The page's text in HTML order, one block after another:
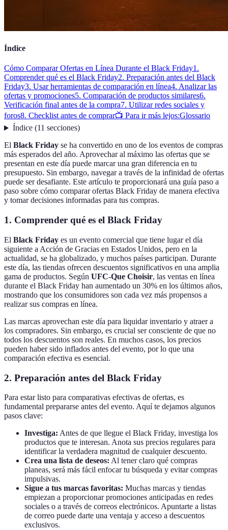
Índice
Cómo Comparar Ofertas en Línea Durante el Black Friday1.
Comprender qué es el Black Friday2. Preparación antes del Black
Friday3. Usar herramientas de comparación en línea4. Analizar las
ofertas y promociones5. Comparación de productos similares6.
Verificación final antes de la compra7. Utilizar redes sociales y
foros8. Checklist antes de comprar📺 Para ir más lejos:Glossario
Índice(11 secciones)
El Black Friday se ha convertido en uno de los eventos de compras
más esperados del año. Aprovechar al máximo las ofertas que se
presentan en este día puede marcar una gran diferencia en tu
presupuesto. Sin embargo, navegar a través de la infinidad de ofertas
puede ser desafiante. Este artículo te proporcionará una guía paso a
paso sobre cómo comparar ofertas Black Friday de manera efectiva
y tomar decisiones informadas para tus compras.
1. Comprender qué es el Black Friday
El Black Friday es un evento comercial que tiene lugar el día
siguiente a Acción de Gracias en Estados Unidos, pero en la
actualidad, se ha globalizado, y muchos países participan. Durante
este día, las tiendas ofrecen descuentos significativos en una amplia
gama de productos. Según UFC-Que Choisir, las ventas en línea
durante el Black Friday han aumentado un 30% en los últimos años,
mostrando que los consumidores son cada vez más propensos a
realizar sus compras en línea.
Las marcas aprovechan este día para liquidar inventario y atraer a
los compradores. Sin embargo, es crucial ser consciente de que no
todos los descuentos son reales. En muchos casos, los precios
pueden haber sido inflados antes del evento, por lo que una
comparación efectiva es esencial.
2. Preparación antes del Black Friday
Para estar listo para comparativas efectivas de ofertas, es
fundamental prepararse antes del evento. Aquí te dejamos algunos
pasos clave:
Investiga: Antes de que llegue el Black Friday, investiga los
productos que te interesan. Anota sus precios regulares para
identificar la verdadera magnitud de cualquier descuento.
Crea una lista de deseos: Al tener claro qué compras
planeas, será más fácil enfocar tu búsqueda y evitar compras
impulsivas.
Sigue a tus marcas favoritas: Muchas marcas y tiendas
empiezan a proporcionar promociones anticipadas en redes
sociales o a través de correos electrónicos. Apuntarte a listas
de correo puede darte una ventaja y acceso a descuentos
exclusivos.